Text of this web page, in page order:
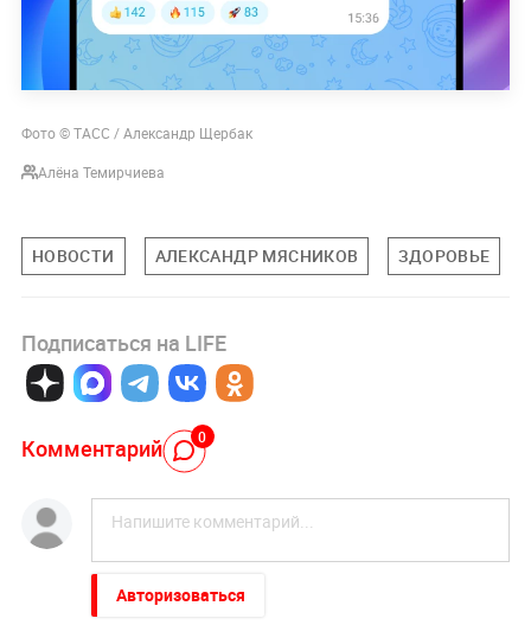
Фото © ТАСС / Александр Щербак
Алёна Темирчиева
НОВОСТИ АЛЕКСАНДР МЯСНИКОВ ЗДОРОВЬЕ
Подписаться на LIFE
Комментарий 0
Авторизоваться